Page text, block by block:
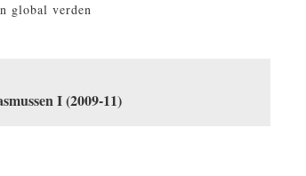
global verden
I (2009-11)